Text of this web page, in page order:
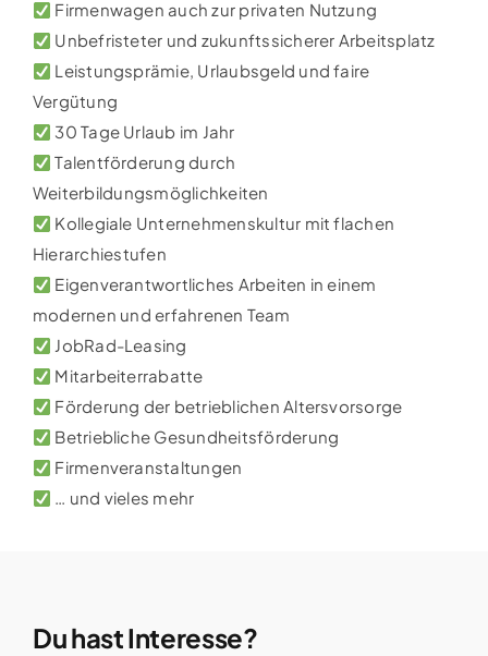
Firmenwagen auch zur privaten Nutzung
Unbefristeter und zukunftssicherer Arbeitsplatz
Leistungsprämie, Urlaubsgeld und faire
Vergütung
30 Tage Urlaub im Jahr
Talentförderung durch
Weiterbildungsmöglichkeiten
Kollegiale Unternehmenskultur mit flachen
Hierarchiestufen
Eigenverantwortliches Arbeiten in einem
modernen und erfahrenen Team
JobRad-Leasing
Mitarbeiterrabatte
Förderung der betrieblichen Altersvorsorge
Betriebliche Gesundheitsförderung
Firmenveranstaltungen
… und vieles mehr
Du hast Interesse?